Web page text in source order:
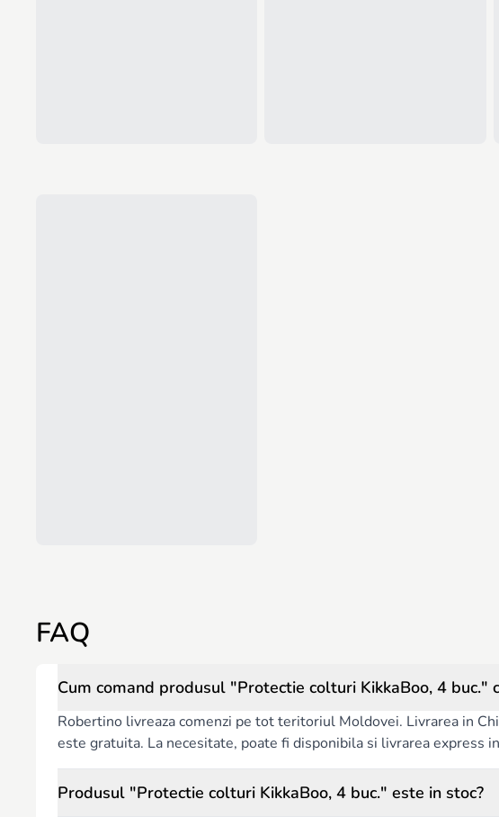
FAQ
Cum comand produsul "Protectie colturi KikkaBoo, 4 buc."
Robertino livreaza comenzi pe tot teritoriul Moldovei. Livrarea in
este gratuita. La necesitate, poate fi disponibila si livrarea express
Produsul "Protectie colturi KikkaBoo, 4 buc." este in stoc?